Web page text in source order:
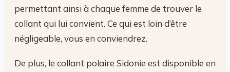
permettant ainsi à chaque femme de trouver le
collant qui lui convient. Ce qui est loin d’être
négligeable, vous en conviendrez.
De plus, le collant polaire Sidonie est disponible en